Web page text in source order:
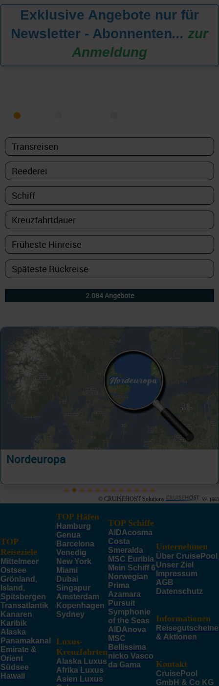
Exklusive Angebote nur für
Newsletter - Abonnenten... zur
Anmeldung
Nordeuropa
© CRUISEHOST Solutions V4.1663
TOP
Reiseziele
Mittelmeer
Ostsee
Grönland,
Island,
Spitsbergen
Transatlantik
Kanaren
Karibik
Alaska
Panamakanal
Emirate &
Orient
Südsee
Hawaii
TOP Häfen
Hamburg
Genua
Barcelona
Venedig
New York
Miami
Dubai
Singapur
Amsterdam
Kopenhagen
Sydney
Luxus-
Kreuzfahrten
Alaska Luxus
Afrika Luxus
Asien Luxus
TOP Schiffe
AIDAcosma
Costa
Smeralda
MSC Euribia
Mein Schiff 6
Norwegian
Prima
Azamara
Pursuit
Symphonie
of the Seas
AIDAnova
MSC
Bellissima
nicko Vasco
da Gama
Unternehmen
Über CruisePool
Unser Ziel
Impressum
AGB
Datenschutz
Informationen
Reisegutscheine
& Aktionen
Kontakt
CruisePool
GmbH & Co KG